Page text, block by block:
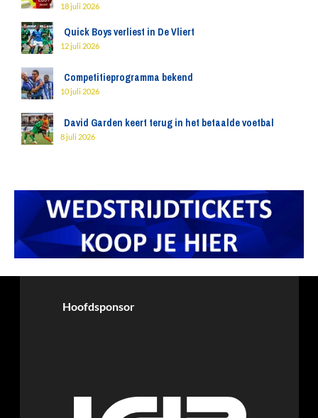
18 juli 2026
Quick Boys verliest in De Vliert
12 juli 2026
Competitieprogramma bekend
10 juli 2026
David Garden keert terug in het betaalde voetbal
8 juli 2026
Hoofdsponsor